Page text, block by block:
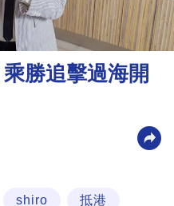
勝追擊過海開
shiro 抵港